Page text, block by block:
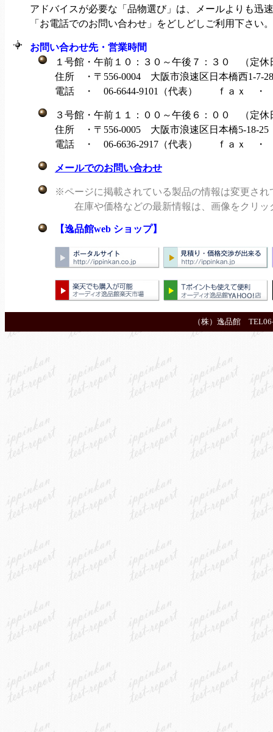
アドバイスが必要な「品物選び」は、メールよりも迅
「お電話でのお問い合わせ」をどしどしご利用下さい。
お問い合わせ先・営業時間
１号館・午前１０：３０～午後７：３０ （定
住所 ・〒556-0004 大阪市浪速区日本橋西1-7-
電話 ・ 06-6644-9101（代表） ｆａｘ ・
３号館・午前１１：００～午後６：００ （定
住所 ・〒556-0005 大阪市浪速区日本橋5-18-
電話 ・ 06-6636-2917（代表） ｆａｘ ・
メールでのお問い合わせ
※ページに掲載されている製品の情報は変更さ
在庫や価格などの最新情報は、画像をクリッ
【逸品館web ショップ】
（株）逸品館